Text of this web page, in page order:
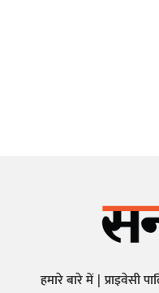
हमारे बारे में प्राइवेसी